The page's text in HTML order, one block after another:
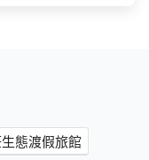
態渡假旅館